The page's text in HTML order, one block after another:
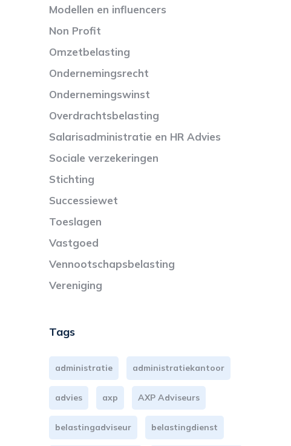
Modellen en influencers
Non Profit
Omzetbelasting
Ondernemingsrecht
Ondernemingswinst
Overdrachtsbelasting
Salarisadministratie en HR Advies
Sociale verzekeringen
Stichting
Successiewet
Toeslagen
Vastgoed
Vennootschapsbelasting
Vereniging
Tags
administratie administratiekantoor
advies axp AXP Adviseurs
belastingadviseur belastingdienst